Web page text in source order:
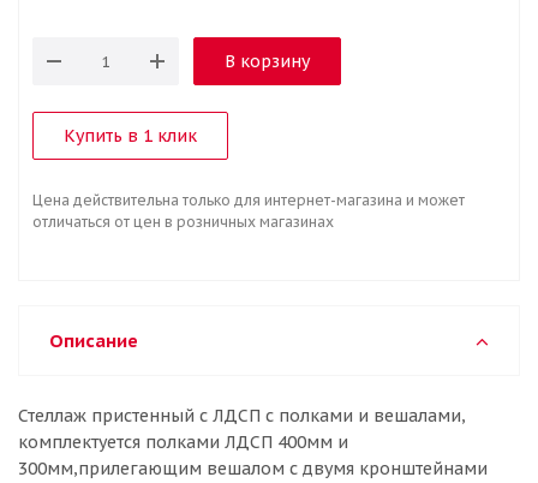
В корзину
Купить в 1 клик
Цена действительна только для интернет-магазина и может
отличаться от цен в розничных магазинах
Описание
Стеллаж пристенный с ЛДСП с полками и вешалами,
комплектуется полками ЛДСП 400мм и
300мм,прилегающим вешалом с двумя кронштейнами